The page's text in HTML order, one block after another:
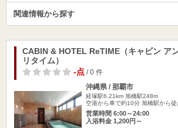
関連情報から探す
CABIN & HOTEL ReTIME（キャビン ア
リタイム）
-点/ 0 件
沖縄県 / 那覇市
経塚駅6.21km 旭橋駅248m
空港から車で約10分 旭橋駅から
営業時間 6:00～24:00
入浴料金 1,200円～